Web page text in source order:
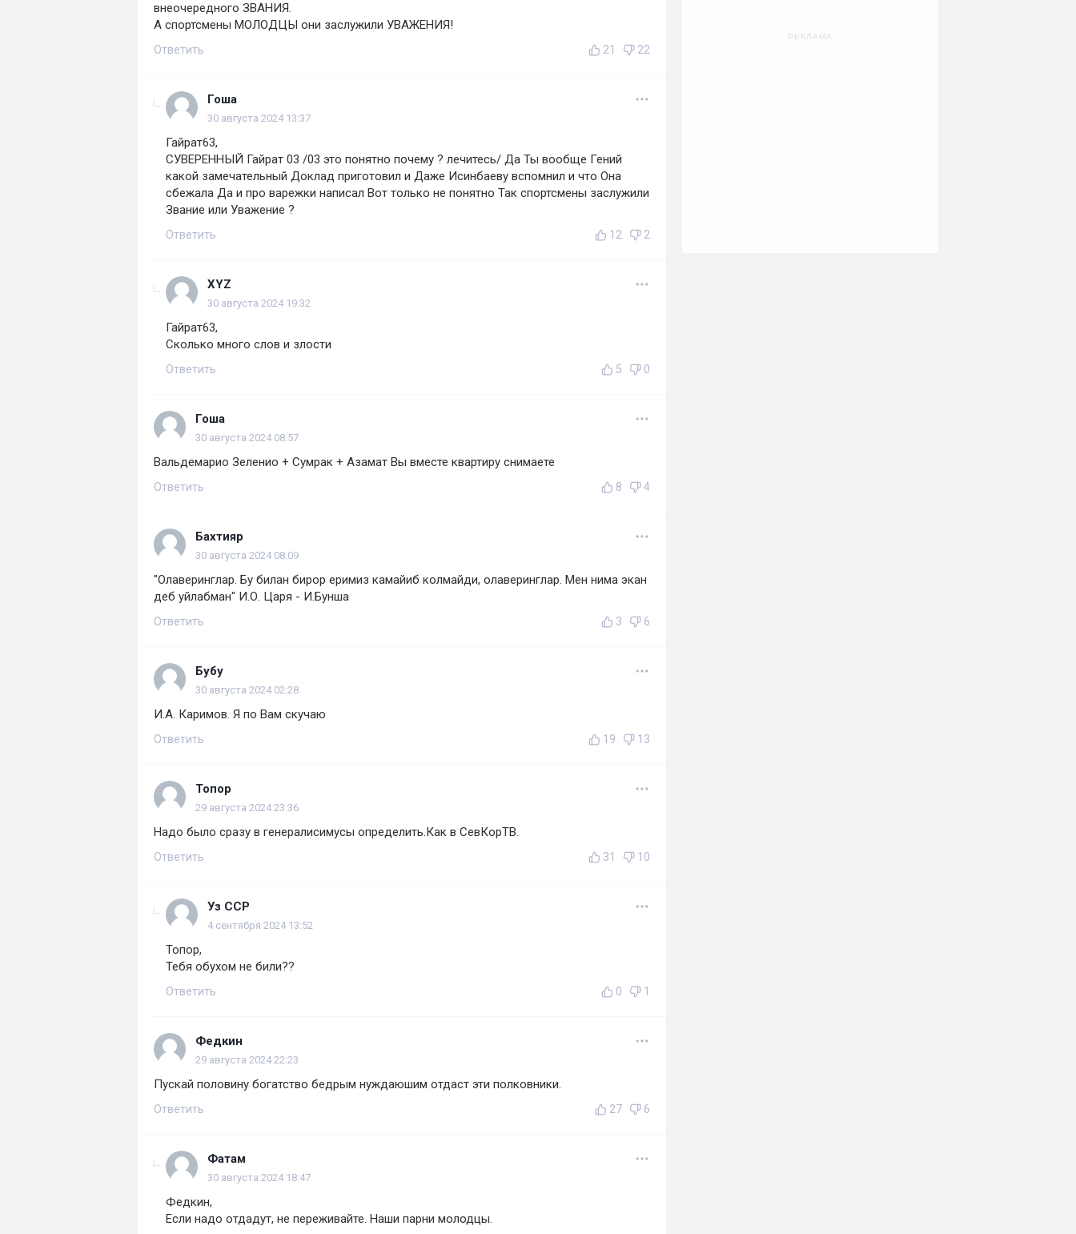
внеочередного ЗВАНИЯ.
А спортсмены МОЛОДЦЫ они заслужили УВАЖЕНИЯ!
Ответить 21 22
Гоша
30 августа 2024 13:37
Гайрат63,
СУВЕРЕННЫЙ Гайрат 03 /03 это понятно почему ? лечитесь/ Да Ты вообще Гений
какой замечательный Доклад приготовил и Даже Исинбаеву вспомнил и что Она
сбежала Да и про варежки написал Вот только не понятно Так спортсмены заслужили
Звание или Уважение ?
Ответить 12 2
XYZ
30 августа 2024 19:32
Гайрат63,
Сколько много слов и злости
Ответить 5 0
Гоша
30 августа 2024 08:57
Вальдемарио Зеленио + Сумрак + Азамат Вы вместе квартиру снимаете
Ответить 8 4
Бахтияр
30 августа 2024 08:09
"Олаверинглар. Бу билан бирор еримиз камайиб колмайди, олаверинглар. Мен нима экан
деб уйлабман" И.О. Царя - И.Бунша
Ответить 3 6
Бубу
30 августа 2024 02:28
И.А. Каримов. Я по Вам скучаю
Ответить 19 13
Топор
29 августа 2024 23:36
Надо было сразу в генералисимусы определить.Как в СевКорТВ.
Ответить 31 10
Уз ССР
4 сентября 2024 13:52
Топор,
Тебя обухом не били??
Ответить 0 1
Федкин
29 августа 2024 22:23
Пускай половину богатство бедрым нуждаюшим отдаст эти полковники.
Ответить 27 6
Фатам
30 августа 2024 18:47
Федкин,
Если надо отдадут, не переживайте. Наши парни молодцы.